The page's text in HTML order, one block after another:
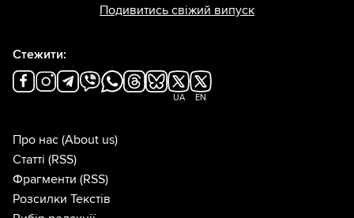
Подивитись свіжий випуск
Стежити:
UA EN
Про нас (About us)
Статті (RSS)
Фрагменти (RSS)
Розсилки Текстів